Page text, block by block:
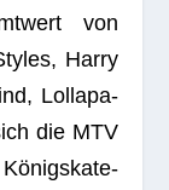
von
Harry
Lol­la­pa­
die MTV